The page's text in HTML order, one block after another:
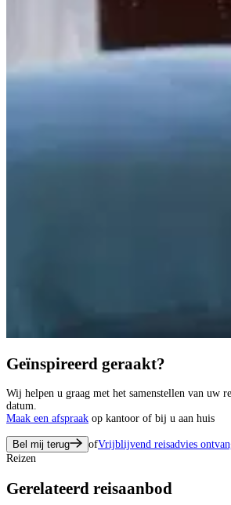
Geïnspireerd geraakt?
Wij helpen u graag met het samenstellen van uw
datum.
Maak een afspraak op kantoor of bij u aan huis
Bel mij terug ofVrijblijvend reisadvies
Reizen
Gerelateerd reisaanbod